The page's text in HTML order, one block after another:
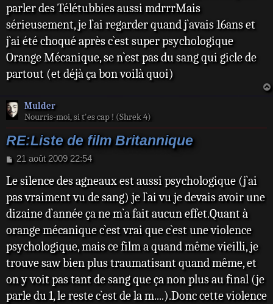
a
g
e
parler des Télétubbies aussi mdrrrMais
sérieusement, je l`ai regarder quand j`avais 16ans et
j`ai été choqué après c`est super psychologique
Orange Mécanique, se n`est pas du sang qui gicle de
partout (et déjà ça bon voilà quoi)
Mulder
Nourris-moi, si t'es cap ! (Shrek 4)
RE:Liste de film Britannique
M
s
a
g
21 août 2009 22:54
Le silence des agneaux est aussi psychologique (j`ai
pas vraiment vu de sang) je l`ai vu je devais avoir une
dizaine d`année ça ne m`a fait aucun effet.Quant à
orange mécanique c`est vrai que c`est une violence
psychologique, mais ce film a quand même vieilli, je
trouve saw bien plus traumatisant quand même, et
on y voit pas tant de sang que ça non plus au final (je
parle du 1, le reste c`est de la m....).Donc cette violence